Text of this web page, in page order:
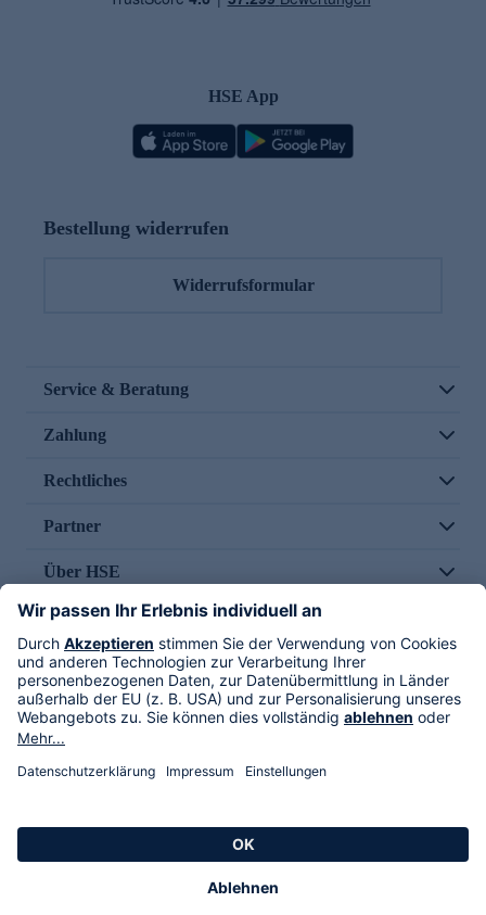
HSE App
Bestellung widerrufen
Widerrufsformular
Service & Beratung
Zahlung
Rechtliches
Partner
Über HSE
Im TV
HSE International